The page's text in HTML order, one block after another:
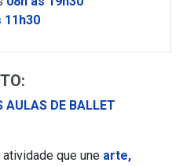
11h30
AULAS DE BALLET
que une arte,